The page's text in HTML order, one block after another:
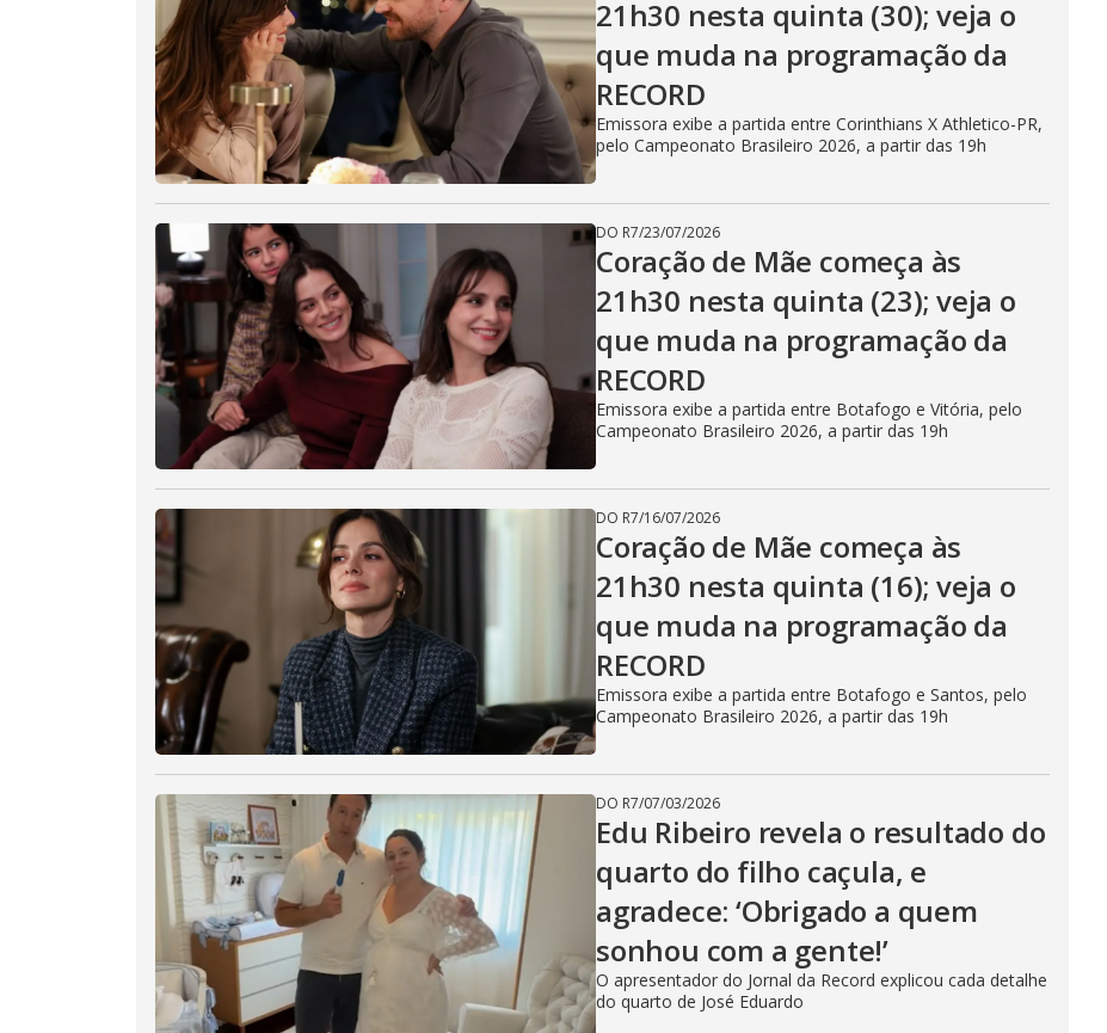
i
d
e
o
21h30 nesta quinta (30); veja o
que muda na programação da
RECORD
Emissora exibe a partida entre Corinthians X Athletico-PR,
pelo Campeonato Brasileiro 2026, a partir das 19h
DO R7/23/07/2026
Coração de Mãe começa às
21h30 nesta quinta (23); veja o
que muda na programação da
RECORD
Emissora exibe a partida entre Botafogo e Vitória, pelo
Campeonato Brasileiro 2026, a partir das 19h
DO R7/16/07/2026
Coração de Mãe começa às
21h30 nesta quinta (16); veja o
que muda na programação da
RECORD
Emissora exibe a partida entre Botafogo e Santos, pelo
Campeonato Brasileiro 2026, a partir das 19h
DO R7/07/03/2026
Edu Ribeiro revela o resultado do
quarto do filho caçula, e
agradece: ‘Obrigado a quem
sonhou com a gente!’
O apresentador do Jornal da Record explicou cada detalhe
do quarto de José Eduardo